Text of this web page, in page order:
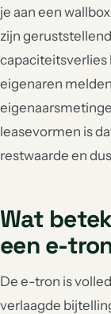
je aan een
zijn
capaciteitsverlies
eigenaren
leasevormen is
restwaarde en
Wat
een e-
De e-tron is
verlaagde